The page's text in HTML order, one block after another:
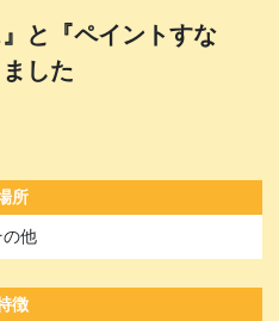
と『ペイントすな
した
所
の他
徴